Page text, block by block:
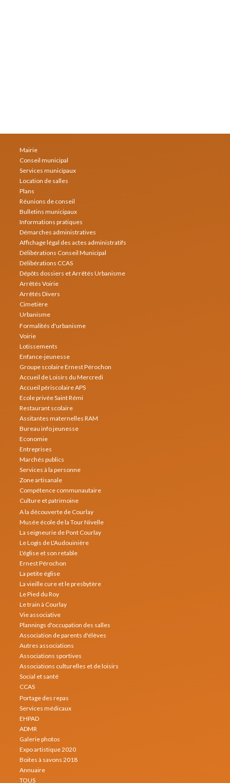
Mairie
Conseil municipal
Services municipaux
Location de salles
Plans
Réunions de conseil
Bulletins municipaux
Informations pratiques
Démarches administratives
Affichage légal des actes administratifs
Délibérations Conseil Municipal
Délibérations CCAS
Dépôts dossiers et Arrêtés Urbanisme
Arrêtés Voirie
Arrêtés Divers
Cimetière
Urbanisme
Formalités d'urbanisme
Voirie
Lotissements
Enfance-jeunesse
Groupe scolaire Ernest Pérochon
Accueil de Loisirs du Mercredi
Accueil périscolaire APS
Ecole privée Saint Rémi
Restaurant scolaire
Assitantes maternelles RAM
Bureau info jeunesse
Economie
Entreprises
Marchés publics
Services à la personne
Zone artisanale
Compétence communautaire
Culture et patrimoine
A la découverte de Courlay
Musée école de la Tour Nivelle
La seigneurie de Pont Courlay
Le Logis de L'Audouinière
L'église et son retable
Ernest Pérochon
La petite église
La vieille cure et le presbytère
Le Pied du Roy
Le train à Courlay
Vie associative
Plannings d'occupation des salles
Association de parents d'élèves
Autres associations
Associations sportives
Associations culturelles et de loisirs
Social et santé
CCAS
Portage des repas
Services médicaux
EHPAD
ADMR
Galerie photos
Expo artistique 2020
Boites à savons 2018
Annuaire
TOUS